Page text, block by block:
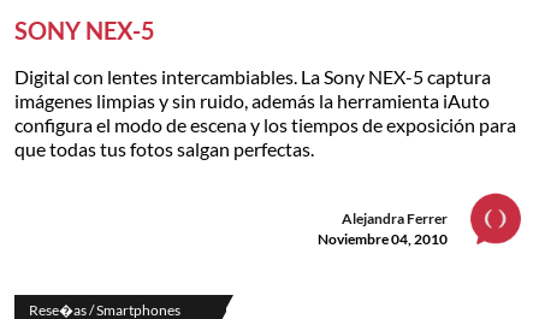
SONY NEX-5
Digital con lentes intercambiables. La Sony NEX-5 captura
imágenes limpias y sin ruido, además la herramienta iAuto
configura el modo de escena y los tiempos de exposición para
que todas tus fotos salgan perfectas.
Alejandra Ferrer
Noviembre 04, 2010
Rese�as / Smartphones